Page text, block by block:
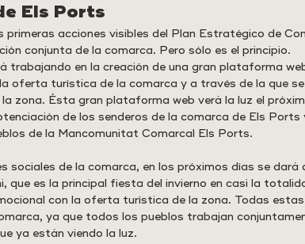
Els Ports
primeras acciones visibles del Plan Estratégico de
conjunta de la comarca. Pero sólo es el principio.
trabajando en la creación de una gran plataforma
oferta turística de la comarca y a través de la que
zona. Ésta gran plataforma web verá la luz el
de los senderos de la comarca de Els Ports
de la Mancomunitat Comarcal Els Ports.
sociales de la comarca, en los próximos días se dará
que es la principal fiesta del invierno en casi la
con la oferta turística de la zona. Todas
ya que todos los pueblos trabajan
ya están viendo la luz.